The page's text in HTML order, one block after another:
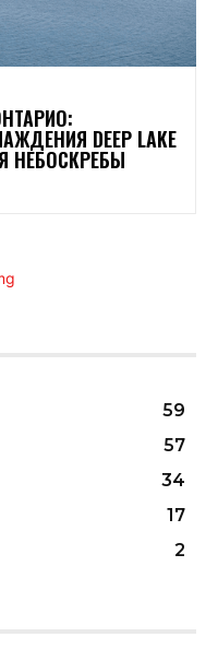
DEEP LAKE
НЕБОСКРЕБЫ
59
57
34
17
2